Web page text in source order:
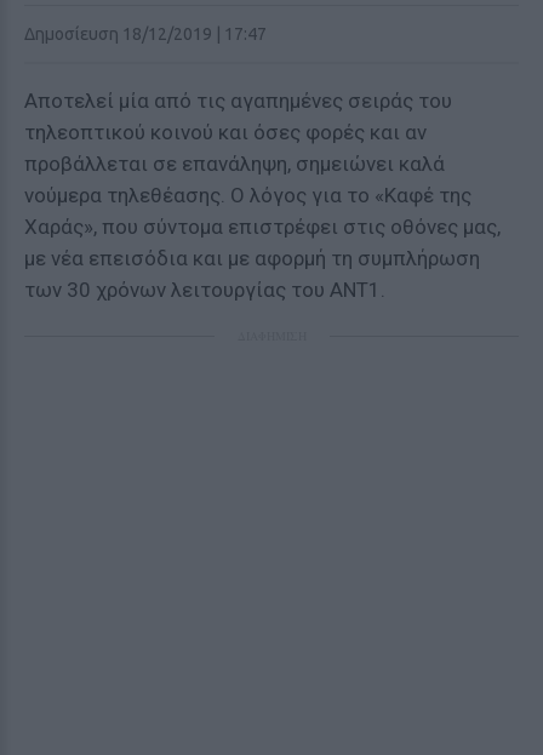
Δημοσίευση 18/12/2019 | 17:47
Αποτελεί μία από τις αγαπημένες σειράς του
τηλεοπτικού κοινού και όσες φορές και αν
προβάλλεται σε επανάληψη, σημειώνει καλά
νούμερα τηλεθέασης. Ο λόγος για το «Καφέ της
Χαράς», που σύντομα επιστρέφει στις οθόνες μας,
με νέα επεισόδια και με αφορμή τη συμπλήρωση
των 30 χρόνων λειτουργίας του ΑΝΤ1.